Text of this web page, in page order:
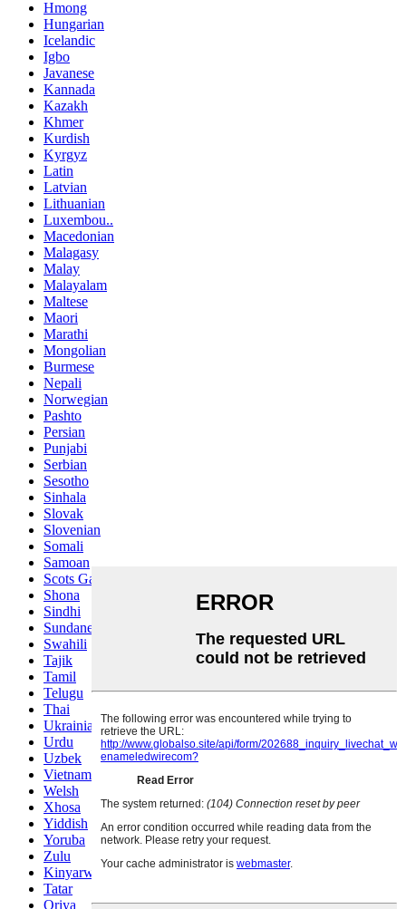
Hmong
Hungarian
Icelandic
Igbo
Javanese
Kannada
Kazakh
Khmer
Kurdish
Kyrgyz
Latin
Latvian
Lithuanian
Luxembou..
Macedonian
Malagasy
Malay
Malayalam
Maltese
Maori
Marathi
Mongolian
Burmese
Nepali
Norwegian
Pashto
Persian
Punjabi
Serbian
Sesotho
Sinhala
Slovak
Slovenian
Somali
Samoan
Scots Gaelic
Shona
Sindhi
Sundanese
Swahili
Tajik
Tamil
Telugu
Thai
Ukrainian
Urdu
Uzbek
Vietnamese
Welsh
Xhosa
Yiddish
Yoruba
Zulu
Kinyarwanda
Tatar
Oriya